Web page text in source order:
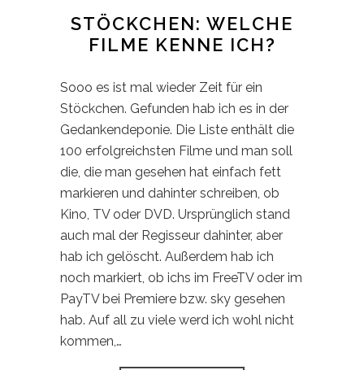
STÖCKCHEN: WELCHE
FILME KENNE ICH?
Sooo es ist mal wieder Zeit für ein
Stöckchen. Gefunden hab ich es in der
Gedankendeponie. Die Liste enthält die
100 erfolgreichsten Filme und man soll
die, die man gesehen hat einfach fett
markieren und dahinter schreiben, ob
Kino, TV oder DVD. Ursprünglich stand
auch mal der Regisseur dahinter, aber
hab ich gelöscht. Außerdem hab ich
noch markiert, ob ichs im FreeTV oder im
PayTV bei Premiere bzw. sky gesehen
hab. Auf all zu viele werd ich wohl nicht
kommen,…